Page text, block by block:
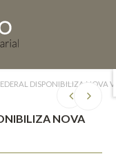
DISPONIBILIZA NOVA
NOVA